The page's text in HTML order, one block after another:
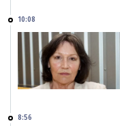
10:08
8:56